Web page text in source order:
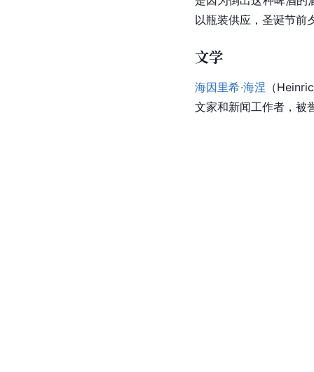
以瓶装供应，圣诞节前
文学
海因里希·海涅 （
文家和新闻工作者，被